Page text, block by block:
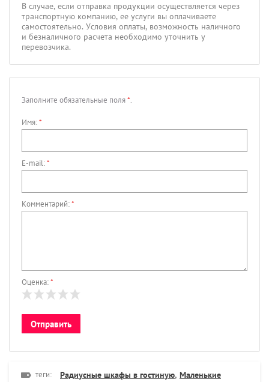
В случае, если отправка продукции осуществляется через
транспортную компанию, ее услуги вы оплачиваете
самостоятельно. Условия оплаты, возможность наличного
и безналичного расчета необходимо уточнить у
перевозчика.
Заполните обязательные поля*.
Имя:*
E-mail:*
Комментарий:*
Оценка:*
теги: Радиусные шкафы в гостиную, Маленькие